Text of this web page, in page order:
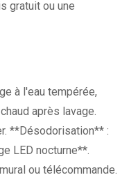
gratuit ou une
à l'eau tempérée,
après lavage.
**Désodorisation** :
LED nocturne**.
ou télécommande.